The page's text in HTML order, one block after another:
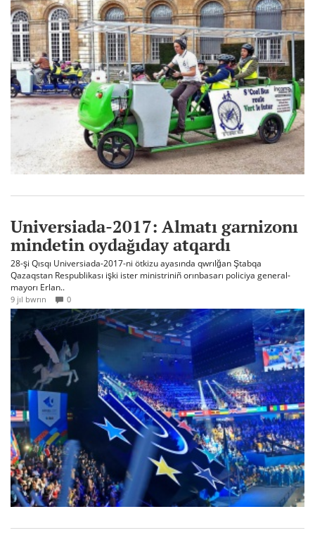
Universiada-2017: Almatı garnizonı
mindetin oydağıday atqardı
28-şi Qısqı Universiada-2017-ni ötkizu ayasında qwrılğan Ştabqa
Qazaqstan Respublikası işki ister ministriniñ orınbasarı policiya general-
mayorı Erlan..
9 jıl bwrın 0